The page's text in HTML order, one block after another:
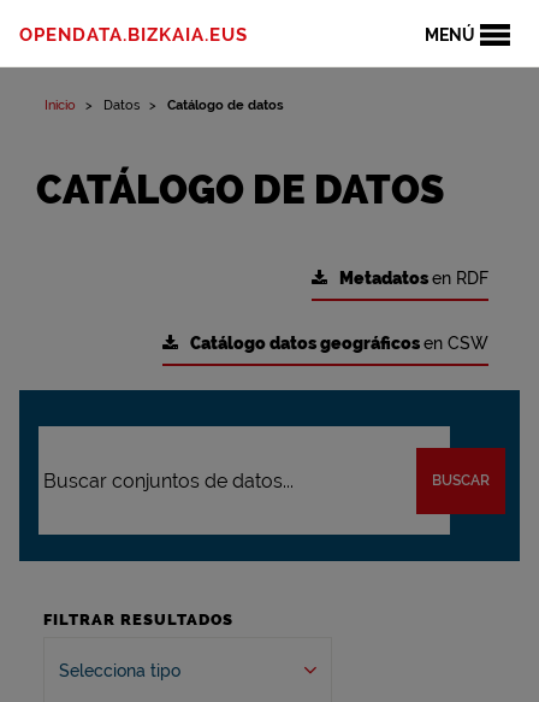
MENÚ
OPENDATA.BIZKAIA.EUS
Inicio Datos Catálogo de datos
CATÁLOGO DE DATOS
Metadatosen RDF
Catálogo datos geográficosen CSW
BUSCAR
FILTRAR RESULTADOS
Selecciona tipo